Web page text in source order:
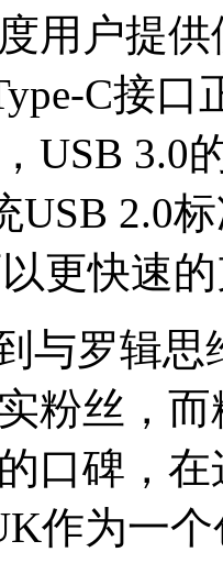
用户提
C接
USB 3.0
USB 2.0
更快速
与罗辑
粉丝，
口碑，
作为一